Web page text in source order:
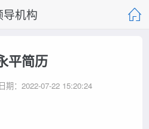
导机构
平简历
期：2022-07-22 15:20:24